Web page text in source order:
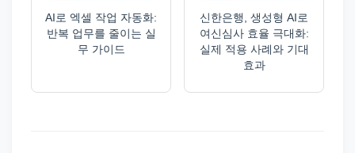
AI로 엑셀 작업 자동화:
반복 업무를 줄이는 실
무 가이드
신한은행, 생성형 AI로
여신심사 효율 극대화:
실제 적용 사례와 기대
효과